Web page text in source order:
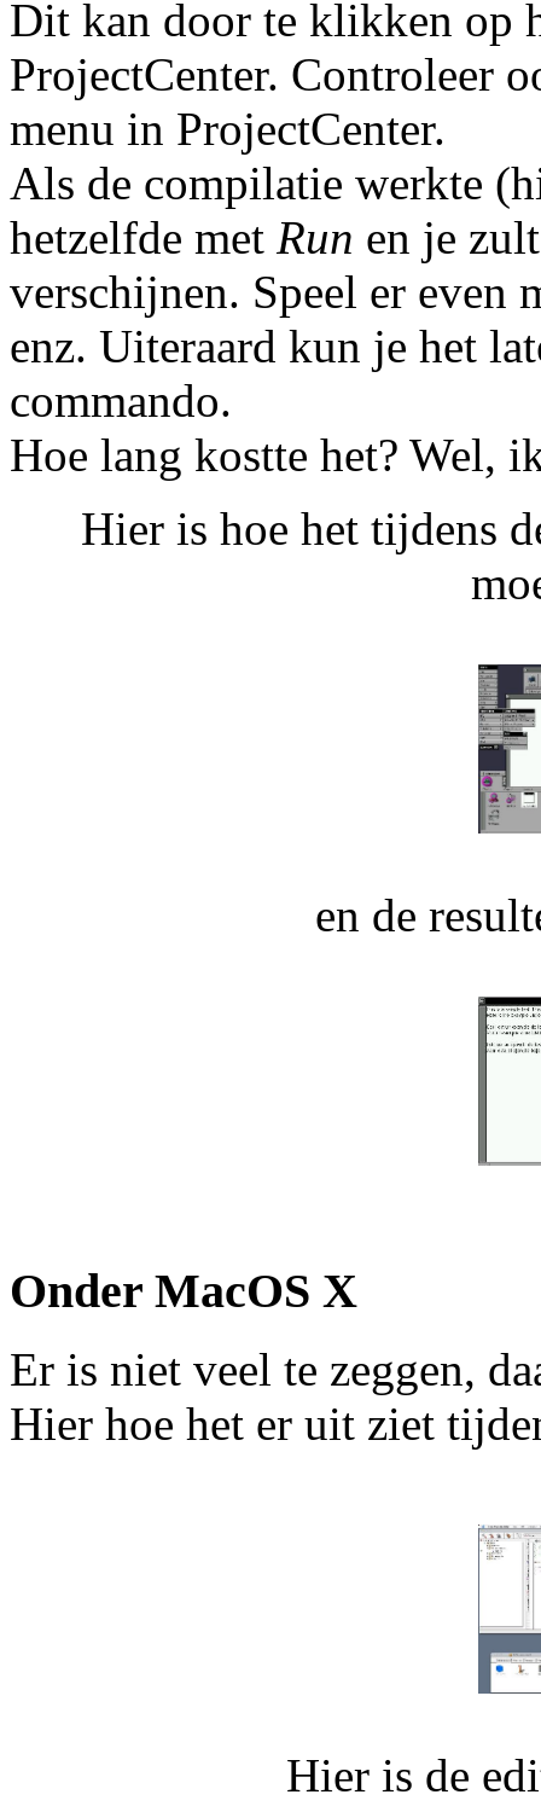
Dit kan door te klikken op
ProjectCenter. Controleer
menu in ProjectCenter.
Als de compilatie werkte
hetzelfde met Run en je
verschijnen. Speel er even
enz. Uiteraard kun je het
commando.
Hoe lang kostte het? Wel,
Hier is hoe het tijdens
en de
Onder MacOS X
Er is niet veel te zeggen,
Hier hoe het er uit ziet
Hier is de